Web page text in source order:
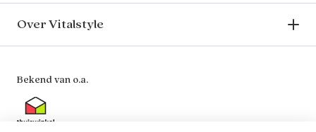
Over Vitalstyle
Bekend van o.a.